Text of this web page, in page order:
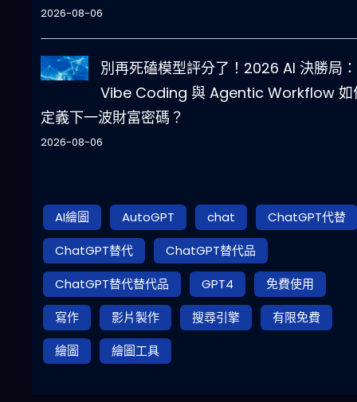
2026-08-06
別再死磕模型評分了！2026 AI 決勝局：
Vibe Coding 與 Agentic Workflow 如
定義下一波財富密碼？
2026-08-06
AI繪圖 AutoGPT chat
ChatGPT代替
ChatGPT替代
ChatGPT替代品
ChatGPT替代替代品
GPT4
免費使用
寫作
影片製作 搜尋引擎
有限免費
繪圖
繪圖工具